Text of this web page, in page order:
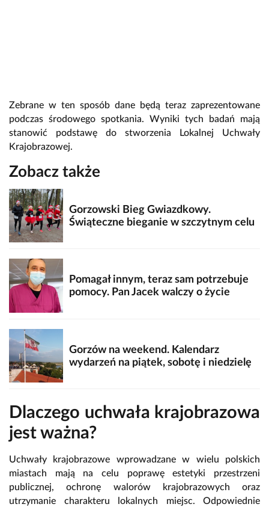
Zebrane w ten sposób dane będą teraz zaprezentowane
podczas środowego spotkania. Wyniki tych badań mają
stanowić podstawę do stworzenia Lokalnej Uchwały
Krajobrazowej.
Zobacz także
Gorzowski Bieg Gwiazdkowy.
Świąteczne bieganie w szczytnym celu
Pomagał innym, teraz sam potrzebuje
pomocy. Pan Jacek walczy o życie
Gorzów na weekend. Kalendarz
wydarzeń na piątek, sobotę i niedzielę
Dlaczego uchwała krajobrazowa
jest ważna?
Uchwały krajobrazowe wprowadzane w wielu polskich
miastach mają na celu poprawę estetyki przestrzeni
publicznej, ochronę walorów krajobrazowych oraz
utrzymanie charakteru lokalnych miejsc. Odpowiednie